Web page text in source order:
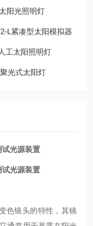
阳光照明灯
L紧凑型太阳模拟器
工太阳照明灯
光式太阳灯
光源装置
光源装置
色镜头的特性，其镜